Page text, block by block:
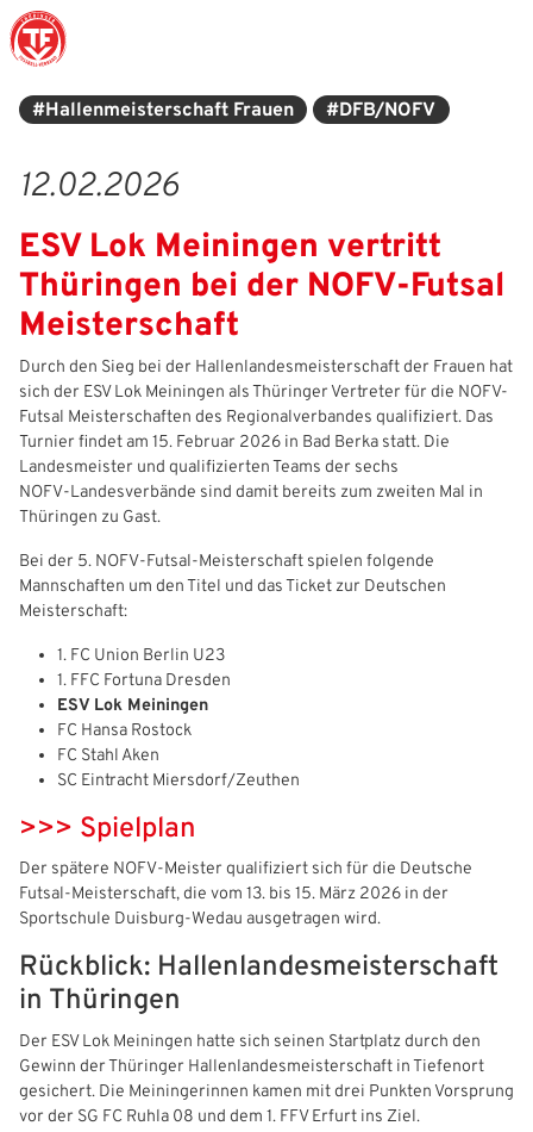
#Hallenmeisterschaft Frauen #DFB/NOFV
12.02.2026
ESV Lok Meiningen vertritt
Thüringen bei der NOFV‑Futsal
Meisterschaft
Durch den Sieg bei der Hallenlandesmeisterschaft der Frauen hat
sich der ESV Lok Meiningen als Thüringer Vertreter für die NOFV-
Futsal Meisterschaften des Regionalverbandes qualifiziert. Das
Turnier findet am 15. Februar 2026 in Bad Berka statt. Die
Landesmeister und qualifizierten Teams der sechs
NOFV‑Landesverbände sind damit bereits zum zweiten Mal in
Thüringen zu Gast.
Bei der 5. NOFV‑Futsal-Meisterschaft spielen folgende
Mannschaften um den Titel und das Ticket zur Deutschen
Meisterschaft:
1. FC Union Berlin U23
1. FFC Fortuna Dresden
ESV Lok Meiningen
FC Hansa Rostock
FC Stahl Aken
SC Eintracht Miersdorf/Zeuthen
>>> Spielplan
Der spätere NOFV‑Meister qualifiziert sich für die Deutsche
Futsal-Meisterschaft, die vom 13. bis 15. März 2026 in der
Sportschule Duisburg‑Wedau ausgetragen wird.
Rückblick: Hallenlandesmeisterschaft
in Thüringen
Der ESV Lok Meiningen hatte sich seinen Startplatz durch den
Gewinn der Thüringer Hallenlandesmeisterschaft in Tiefenort
gesichert. Die Meiningerinnen kamen mit drei Punkten Vorsprung
vor der SG FC Ruhla 08 und dem 1. FFV Erfurt ins Ziel.
Geschäftsstelle
Chronik
Ehrentafel
Karriere
Partnerschaft
Mitgliedschaft
Sicherheit
Junioren
Juniorinnen
Kinderfußball
eSports
Schiedsrichter
Freizeit- und Breitensport
Futsal
Eliteschulen
Erzieher und Lehrer
Veranstaltungskalender
DFB-Mobil
DFB-Masterplan
Vielfalt
Fair Play
Inklusion
Prävention
Schule und Kita
Kinder- und Jugendschutz
#siekickt
Tage des Mädchenfußballs
Newsletter
DFBnet
Passwesen
Vereinsangebote
Archiv
Downloads
Datenschutz
Länderspiele
Impressum